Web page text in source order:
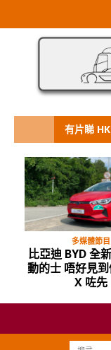
有片睇
多媒體節目
比亞迪 BYD 全
動的士 唔好見
X 咗先